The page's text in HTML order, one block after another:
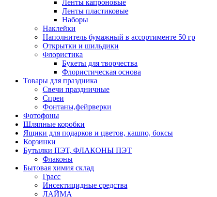
Ленты капроновые
Ленты пластиковые
Наборы
Наклейки
Наполнитель бумажный в ассортименте 50 гр
Открытки и шильдики
Флористика
Букеты для творчества
Флористическая основа
Товары для праздника
Свечи праздничные
Спреи
Фонтаны,фейрверки
Фотофоны
Шляпные коробки
Ящики для подарков и цветов, кашпо, боксы
Корзинки
Бутылки ПЭТ, ФЛАКОНЫ ПЭТ
Флаконы
Бытовая химия склад
Грасс
Инсектицидные средства
ЛАЙМА